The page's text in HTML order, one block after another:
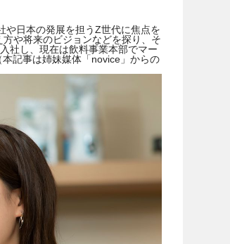
や日本の発展を担うZ世代に焦点を
や将来のビジョンなどを探り、そ
社し、現在は飲料事業本部でマー
記事は姉妹媒体「novice」からの